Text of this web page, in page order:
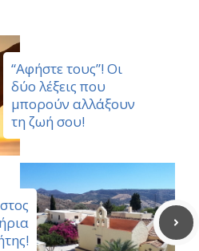
“Αφήστε τους”! Οι
δύο λέξεις που
μπορούν αλλάξουν
τη ζωή σου!